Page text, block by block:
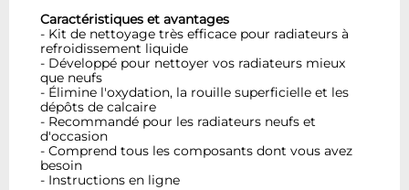
Caractéristiques et avantages
- Kit de nettoyage très efficace pour radiateurs à
refroidissement liquide
- Développé pour nettoyer vos radiateurs mieux
que neufs
- Élimine l'oxydation, la rouille superficielle et les
dépôts de calcaire
- Recommandé pour les radiateurs neufs et
d'occasion
- Comprend tous les composants dont vous avez
besoin
- Instructions en ligne